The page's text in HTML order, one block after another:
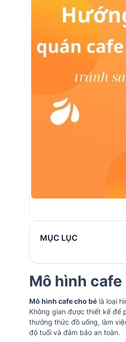
MỤC LỤC
Mô hình
Mô hình cafe cho bélà loại
Không gian được thiết kế để
thưởng thức đồ uống, làm
độ tuổi và đảm bảo an toàn.